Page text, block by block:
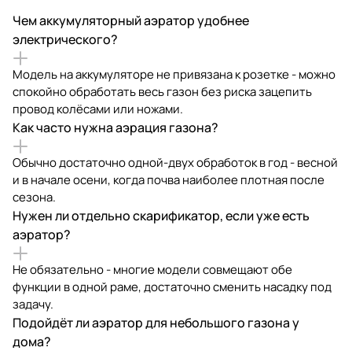
Чем аккумуляторный аэратор удобнее
электрического?
Модель на аккумуляторе не привязана к розетке - можно
спокойно обработать весь газон без риска зацепить
провод колёсами или ножами.
Как часто нужна аэрация газона?
Обычно достаточно одной-двух обработок в год - весной
и в начале осени, когда почва наиболее плотная после
сезона.
Нужен ли отдельно скарификатор, если уже есть
аэратор?
Не обязательно - многие модели совмещают обе
функции в одной раме, достаточно сменить насадку под
задачу.
Подойдёт ли аэратор для небольшого газона у
дома?